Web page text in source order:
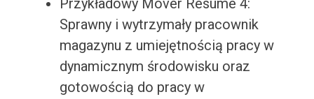
Przykładowy Mover Resume 4:
Sprawny i wytrzymały pracownik
magazynu z umiejętnością pracy w
dynamicznym środowisku oraz
gotowością do pracy w